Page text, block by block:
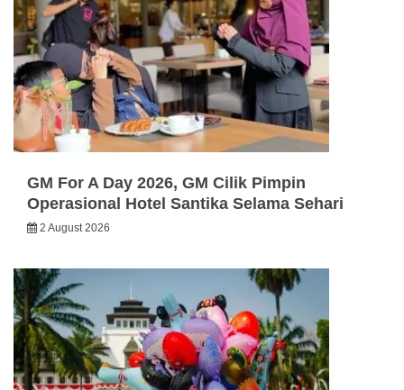
GM For A Day 2026, GM Cilik Pimpin
Operasional Hotel Santika Selama Sehari
2 August 2026